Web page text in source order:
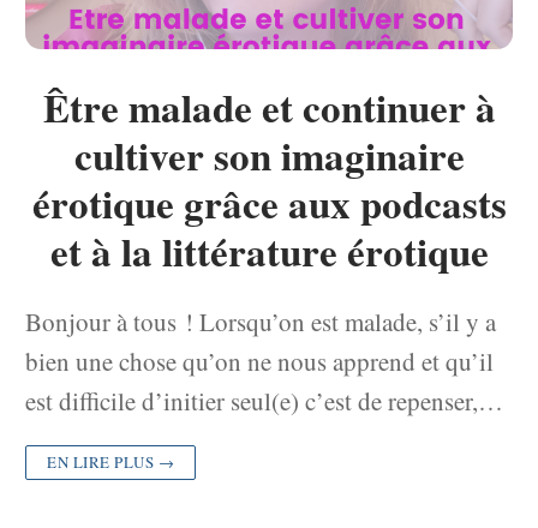
Être malade et continuer à
cultiver son imaginaire
érotique grâce aux podcasts
et à la littérature érotique
Bonjour à tous ! Lorsqu’on est malade, s’il y a
bien une chose qu’on ne nous apprend et qu’il
est difficile d’initier seul(e) c’est de repenser,…
EN LIRE PLUS →